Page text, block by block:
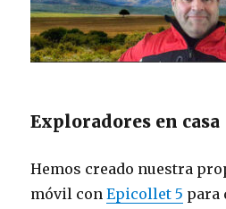
Exploradores en casa
Hemos creado nuestra
móvil conEpicollet 5 para